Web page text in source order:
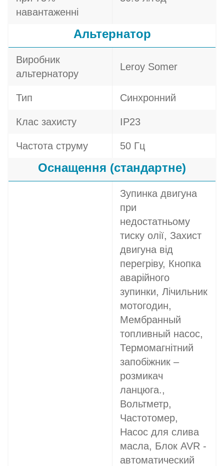
навантаженні
Альтернатор
Виробник
альтернатору
Leroy Somer
Тип Синхронний
Клас захисту IP23
Частота струму 50 Гц
Оснащення (стандартне)
Зупинка двигуна
при
недостатньому
тиску олії, Захист
двигуна від
перегріву, Кнопка
аварійного
зупинки, Лічильник
мотогодин,
Мембранный
топливный насос,
Термомагнітний
запобіжник –
розмикач
ланцюга.,
Вольтметр,
Частотомер,
Насос для слива
масла, Блок AVR -
автоматический